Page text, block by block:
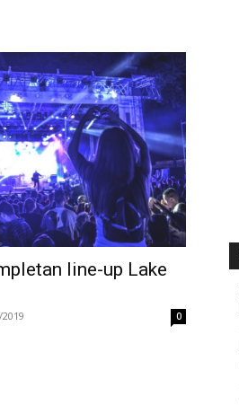
line-up Lake
0